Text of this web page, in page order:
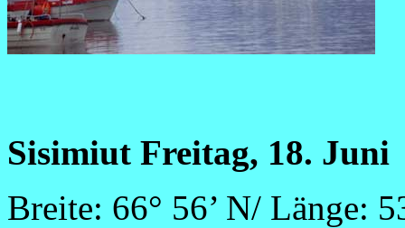
Sisimiut Freitag, 18. Juni
Breite: 66° 56’ N/ Länge: